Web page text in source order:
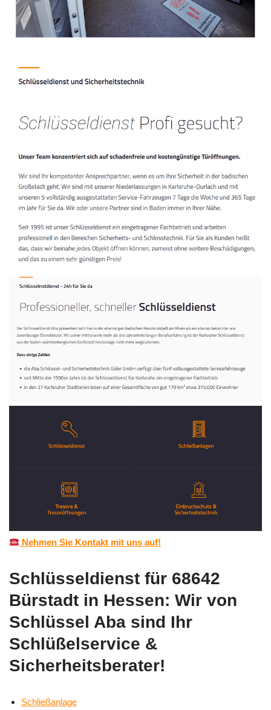
Nehmen Sie Kontakt mit uns auf!
Schlüsseldienst für 68642
Bürstadt in Hessen: Wir von
Schlüssel Aba sind Ihr
Schlüßelservice &
Sicherheitsberater!
Schließanlage